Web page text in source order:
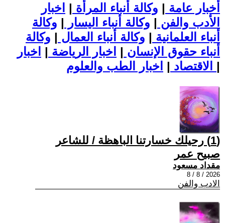
أخبار عامة | وكالة أنباء المرأة | اخبار
الأدب والفن | وكالة أنباء اليسار | وكالة
أنباء العلمانية | وكالة أنباء العمال | وكالة
أنباء حقوق الإنسان | اخبار الرياضة | اخبار
الاقتصاد | |
(1) رحيلك خسارتنا الباهظة / للشاعر
صبيح عمر
مقداد مسعود
2026 / 8 / 8
الادب والفن